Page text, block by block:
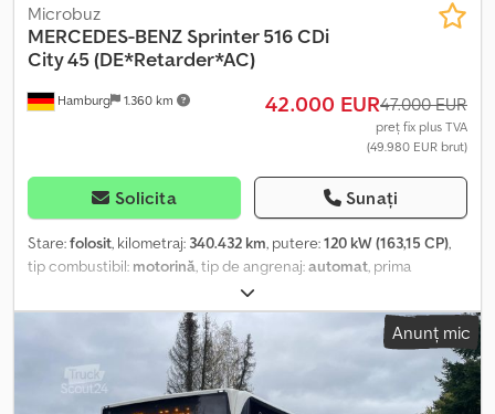
Hamburg 1.360 km
Microbuz
MERCEDES-BENZ Sprinter 516 CDi
City 45 (DE*Retarder*AC)
42.000 EUR47.000 EUR
preț fix plus TVA
(49.980 EUR brut)
Solicita Sunați
Stare:folosit, kilometraj: 340.432 km, putere:120 kW (163,15 CP),
tip combustibil: motorină, tip de angrenaj:automat, prima
, următoarea inspecție (TÜV):
de emisii:Euro 6, culoare:alb, frâne:retarder, număr de locuri:14,
, Dotări:ABS, aer condiționat, program
electronic de stabilitate (ESP), încălzitor staționar
, Mercedes-
Benz Sprinter 516 CDi City 45, primul proprietar, vehicul german, 14
locuri, 9 locuri în picioare, transmisie automată, sistem de
Anunț mic